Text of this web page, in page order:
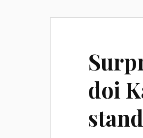
doi